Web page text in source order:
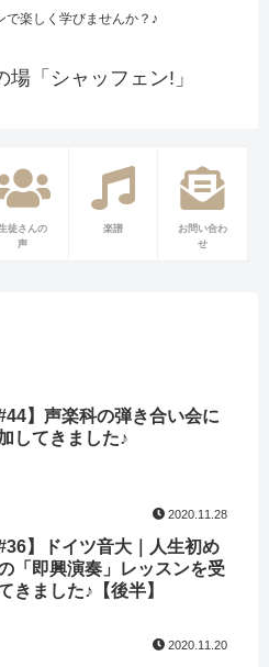
で楽しく学びませんか？♪
「シャッフェン!」
徒さんの
声
楽譜
お問い合わ
せ
#44】声楽科の弾き合い会に
してきました♪
2020.11.28
#36】ドイツ音大｜人生初め
「即興演奏」レッスンを受
きました♪【後半】
2020.11.20